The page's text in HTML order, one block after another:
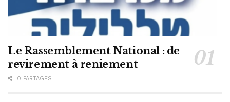
Le Rassemblement National : de
revirement à reniement
0 PARTAGES